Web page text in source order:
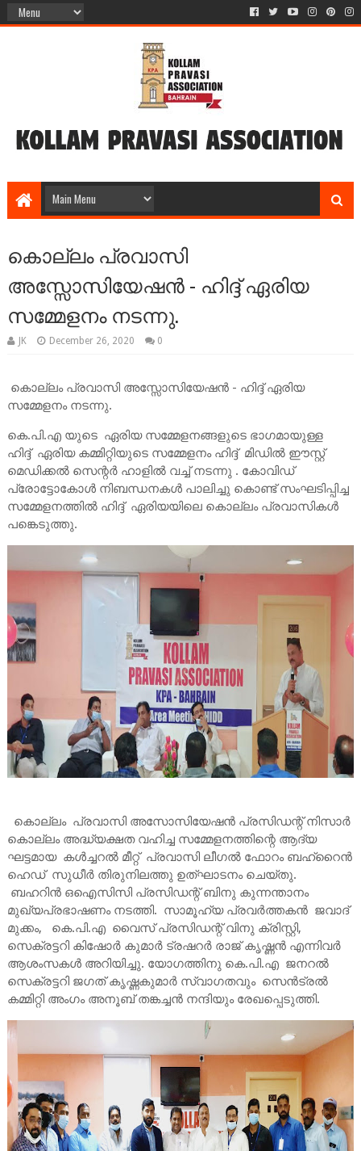
കൊല്ലം പ്രവാസി
അസ്സോസിയേഷന്‍ - ഹിദ്ദ് ഏരിയ
സമ്മേളനം നടന്നു.
JK December 26, 2020 0
കൊല്ലം പ്രവാസി അസ്സോസിയേഷന്‍ - ഹിദ്ദ് ഏരിയ
സമ്മേളനം നടന്നു.
കെ.പി.എ യുടെ ഏരിയ സമ്മേളനങ്ങളുടെ ഭാഗമായുള്ള
ഹിദ്ദ് ഏരിയ കമ്മിറ്റിയുടെ സമ്മേളനം ഹിദ്ദ് മിഡിൽ ഈസ്റ്റ്
മെഡിക്കൽ സെന്റർ ഹാളിൽ വച്ച് നടന്നു . കോവിഡ്
പ്രോട്ടോകോൾ നിബന്ധനകൾ പാലിച്ചു കൊണ്ട് സംഘടിപ്പിച്ച
സമ്മേളനത്തിൽ ഹിദ്ദ് ഏരിയയിലെ കൊല്ലം പ്രവാസികൾ
പങ്കെടുത്തു.
കൊല്ലം പ്രവാസി അസോസിയേഷൻ പ്രസിഡന്റ് നിസാർ
കൊല്ലം അദ്ധ്യക്ഷത വഹിച്ച സമ്മേളനത്തിന്റെ ആദ്യ
ഘട്ടമായ കൾച്ചറൽ മീറ്റ് പ്രവാസി ലീഗൽ ഫോറം ബഹ്‌റൈൻ
ഹെഡ് സുധീർ തിരുനിലത്തു ഉത്‌ഘാടനം ചെയ്തു.
ബഹറിൻ ഒഐസിസി പ്രസിഡന്റ് ബിനു കുന്നന്താനം
മുഖ്യപ്രഭാഷണം നടത്തി. സാമൂഹ്യ പ്രവർത്തകൻ ജവാദ്
മുക്കം, കെ.പി.എ വൈസ് പ്രസിഡന്റ് വിനു ക്രിസ്റ്റി,
സെക്രട്ടറി കിഷോർ കുമാർ ട്രഷറർ രാജ് കൃഷ്ണൻ എന്നിവർ
ആശംസകൾ അറിയിച്ചു. യോഗത്തിനു കെ.പി.എ ജനറൽ
സെക്രട്ടറി ജഗത് കൃഷ്ണകുമാർ സ്വാഗതവും സെൻട്രൽ
കമ്മിറ്റി അംഗം അനൂബ് തങ്കച്ചൻ നന്ദിയും രേഖപ്പെടുത്തി.